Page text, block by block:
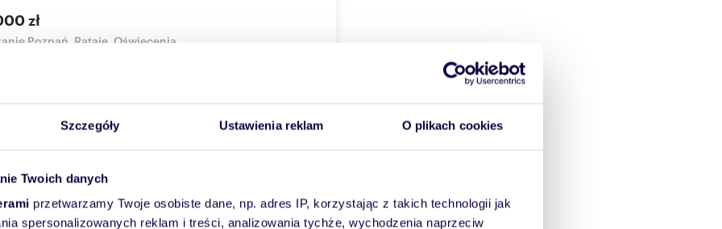
Szczegóły Ustawienia reklam O plikach cookies
Twoich danych
przetwarzamy Twoje osobiste dane, np. adres IP, korzystając z takich technologii jak
spersonalizowanych reklam i treści, analizowania tychże, wychodzenia naprzeciw
zł
Poznań, Rataje, Oświecenia